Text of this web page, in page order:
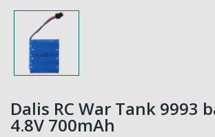
Dalis RC War Tank 9993
4.8V 700mAh